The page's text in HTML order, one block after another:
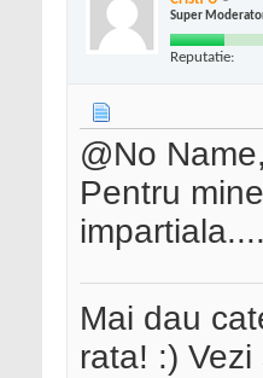
Super
Reputatie:
@No Name,
Pentru
Mai dau
rata! :)